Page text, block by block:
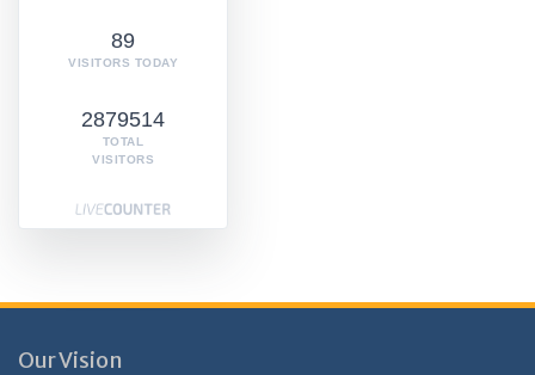
89
VISITORS TODAY
2879514
TOTAL
VISITORS
Our Vision